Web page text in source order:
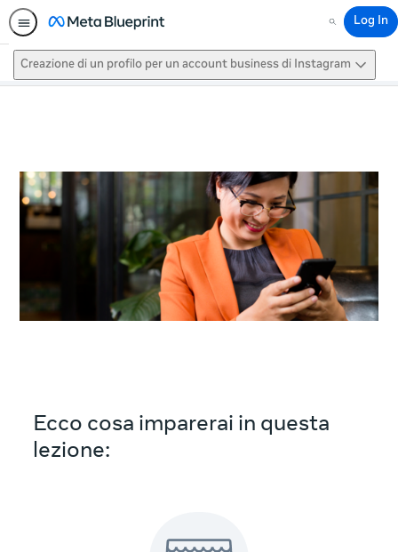
Search
Log In
Creazione di un profilo per un account business di Instagram
Ecco cosa imparerai in questa
lezione: